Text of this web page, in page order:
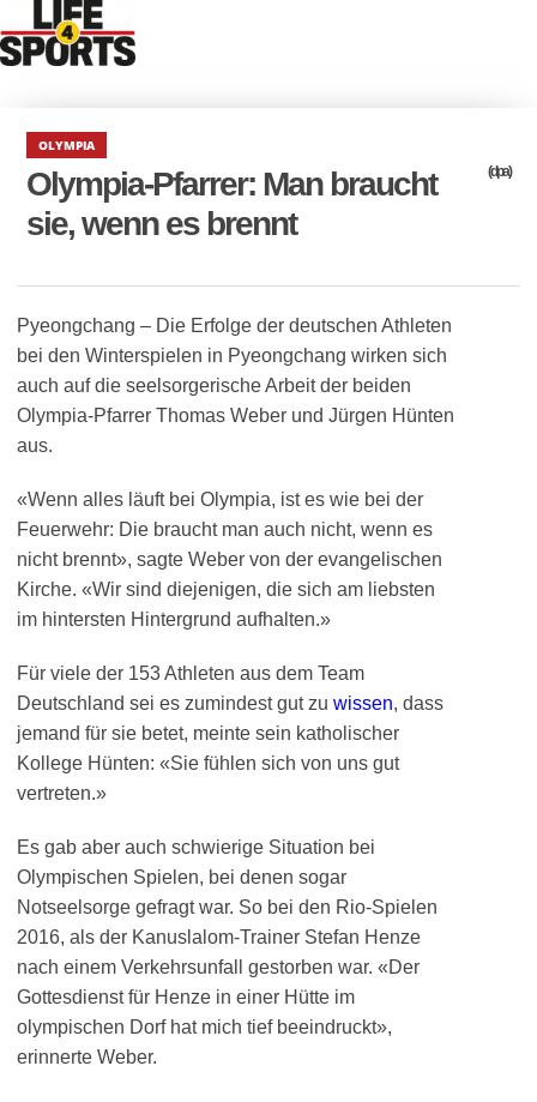
OLYMPIA
Olympia-Pfarrer: Man braucht
sie, wenn es brennt
(dpa)
Pyeongchang – Die Erfolge der deutschen Athleten
bei den Winterspielen in Pyeongchang wirken sich
auch auf die seelsorgerische Arbeit der beiden
Olympia-Pfarrer Thomas Weber und Jürgen Hünten
aus.
«Wenn alles läuft bei Olympia, ist es wie bei der
Feuerwehr: Die braucht man auch nicht, wenn es
nicht brennt», sagte Weber von der evangelischen
Kirche. «Wir sind diejenigen, die sich am liebsten
im hintersten Hintergrund aufhalten.»
Für viele der 153 Athleten aus dem Team
Deutschland sei es zumindest gut zu wissen, dass
jemand für sie betet, meinte sein katholischer
Kollege Hünten: «Sie fühlen sich von uns gut
vertreten.»
Es gab aber auch schwierige Situation bei
Olympischen Spielen, bei denen sogar
Notseelsorge gefragt war. So bei den Rio-Spielen
2016, als der Kanuslalom-Trainer Stefan Henze
nach einem Verkehrsunfall gestorben war. «Der
Gottesdienst für Henze in einer Hütte im
olympischen Dorf hat mich tief beeindruckt»,
erinnerte Weber.